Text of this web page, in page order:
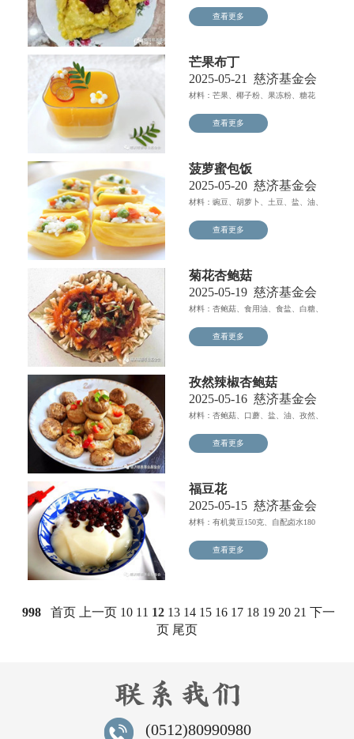
查看更多
芒果布丁
2025-05-21
慈济基金会
材料：芒果、椰子粉、果冻粉、糖花
查看更多
菠萝蜜包饭
2025-05-20 慈济基金会
材料：豌豆、胡萝卜、土豆、盐、油、
查看更多
菊花杏鲍菇
2025-05-19 慈济基金会
材料：杏鲍菇、食用油、食盐、白糖、
查看更多
孜然辣椒杏鲍菇
2025-05-16 慈济基金会
材料：杏鲍菇、口蘑、盐、油、孜然、
查看更多
福豆花
2025-05-15 慈济基金会
材料：有机黄豆150克、自配卤水180
查看更多
998 首页 上一页 10 11 12 13 14 15 16 17 18 19 20 21 下一
页 尾页
(0512)80990980